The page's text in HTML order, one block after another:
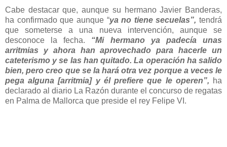
Cabe destacar que, aunque su hermano Javier Banderas,
ha confirmado que aunque “ya no tiene secuelas”, tendrá
que someterse a una nueva intervención, aunque se
desconoce la fecha. “Mi hermano ya padecía unas
arritmias y ahora han aprovechado para hacerle un
cateterismo y se las han quitado. La operación ha salido
bien, pero creo que se la hará otra vez porque a veces le
pega alguna [arritmia] y él prefiere que le operen”, ha
declarado al diario La Razón durante el concurso de regatas
en Palma de Mallorca que preside el rey Felipe VI.